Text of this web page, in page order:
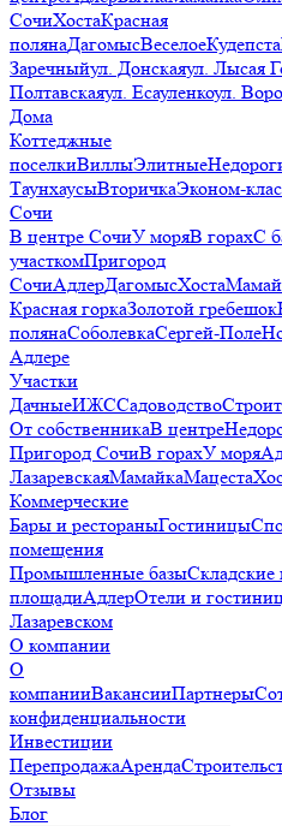
СочиХостаКрасная
полянаДагомысВеселоеКудепста
Заречныйул. Донскаяул. Лысая
Полтавскаяул. Есауленкоул.
Дома
Коттеджные
поселкиВиллыЭлитные
ТаунхаусыВторичкаЭконом-
Сочи
В центре СочиУ моряВ горахС
участкомПригород
СочиАдлерДагомысХоста
Красная горкаЗолотой гребешок
полянаСоболевкаСергей-Поле
Адлере
Участки
ДачныеИЖССадоводство
От собственникаВ центре
Пригород СочиВ горахУ моря
ЛазаревскаяМамайкаМацеста
Коммерческие
Бары и рестораныГостиницы
помещения
Промышленные базы
площадиАдлерОтели и
Лазаревском
О компании
О
компанииВакансииПартнеры
конфиденциальности
Инвестиции
ПерепродажаАренда
Отзывы
Блог